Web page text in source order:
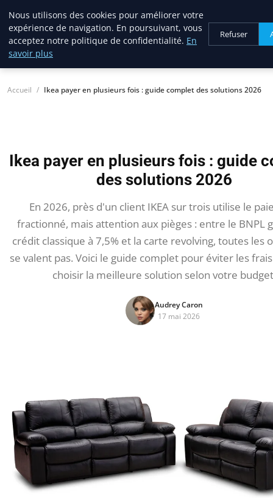
lostpages
BUSINESS INSIGHTS
Accueil Ikea payer en plusieurs fois : guide complet des solutions 2026
Ikea payer en plusieurs fois : guide
des solutions 2026
En 2026, près d'un client IKEA sur trois utilise le
fractionné, mais attention aux pièges : entre le BNPL
crédit classique à 7,5% et la carte revolving, toutes les
se valent pas. Voici le guide complet pour éviter les
choisir la meilleure solution selon votre
Audrey Caron
17 mai 2026
Nous utilisons des cookies pour améliorer votre
expérience de navigation. En poursuivant, vous
acceptez notre politique de confidentialité. En
savoir plus
Refuser